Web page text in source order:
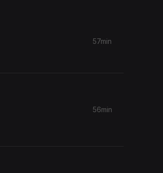
57min
56min